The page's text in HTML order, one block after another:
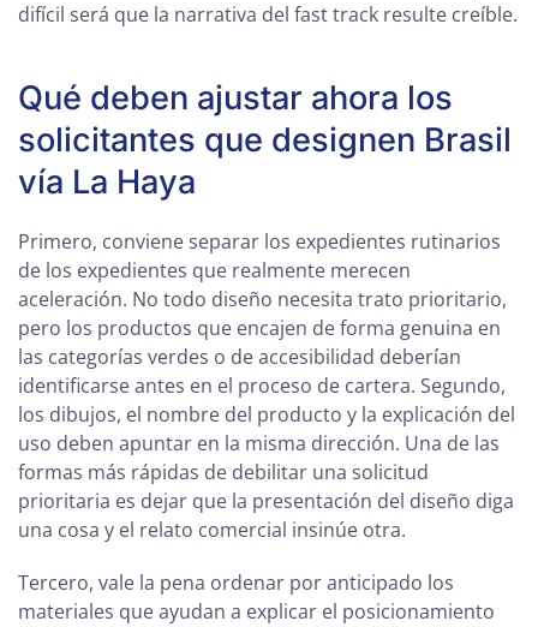
difícil será que la narrativa del fast track resulte creíble.
Qué deben ajustar ahora los
solicitantes que designen Brasil
vía La Haya
Primero, conviene separar los expedientes rutinarios
de los expedientes que realmente merecen
aceleración. No todo diseño necesita trato prioritario,
pero los productos que encajen de forma genuina en
las categorías verdes o de accesibilidad deberían
identificarse antes en el proceso de cartera. Segundo,
los dibujos, el nombre del producto y la explicación del
uso deben apuntar en la misma dirección. Una de las
formas más rápidas de debilitar una solicitud
prioritaria es dejar que la presentación del diseño diga
una cosa y el relato comercial insinúe otra.
Tercero, vale la pena ordenar por anticipado los
materiales que ayudan a explicar el posicionamiento